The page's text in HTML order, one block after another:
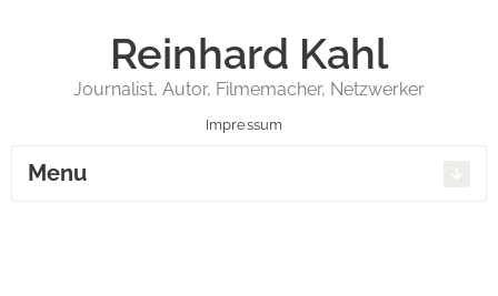
Reinhard Kahl
Journalist, Autor, Filmemacher, Netzwerker
Impressum
Menu